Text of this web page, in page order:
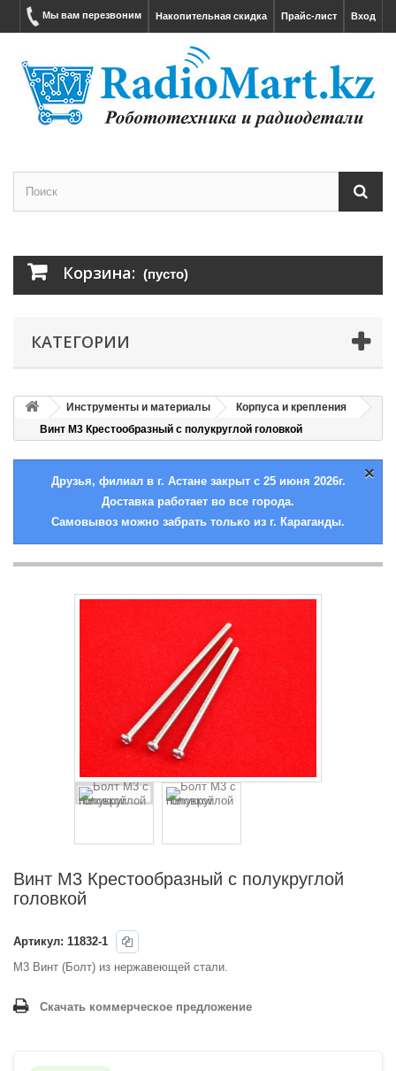
Вход
Прайс-лист
Накопительная скидка
Мы вам перезвоним
Корзина: (пусто)
КАТЕГОРИИ
Инструменты и материалы
Корпуса и крепления
Винт М3 Крестообразный с полукруглой головкой
×
Друзья, филиал в г. Астане закрыт с 25 июня 2026г.
Доставка работает во все города.
Самовывоз можно забрать только из г. Караганды.
Винт М3 Крестообразный с полукруглой
головкой
Артикул: 11832-1
M3 Винт (Болт) из нержавеющей стали.
Скачать коммерческое предложение